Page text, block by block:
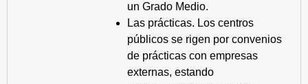
un Grado Medio.
Las prácticas. Los centros
públicos se rigen por convenios
de prácticas con empresas
externas, estando